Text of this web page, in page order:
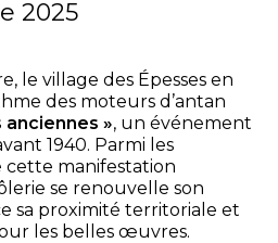
LA VIDÉO
LA
2025
le village des Épesses en
des moteurs d’antan
», un événement
1940. Parmi les
cette manifestation
se renouvelle son
sa proximité territoriale et
les belles œuvres.